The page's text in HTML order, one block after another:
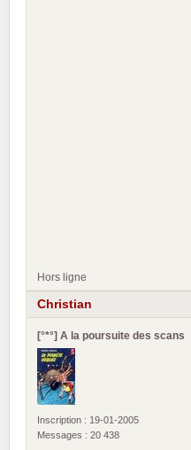
Hors ligne
Christian
[°*°] A la poursuite des scans
Inscription : 19-01-2005
Messages : 20 438